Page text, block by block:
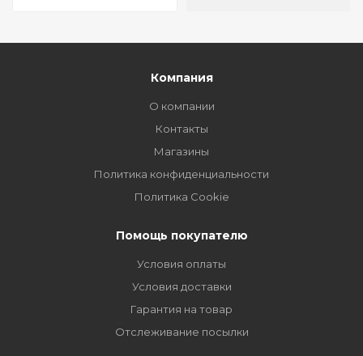
Компания
О компании
Контакты
Магазины
Политика конфиденциальности
Политика Cookie
Помощь покупателю
Условия оплаты
Условия доставки
Гарантия на товар
Отслеживание посылки